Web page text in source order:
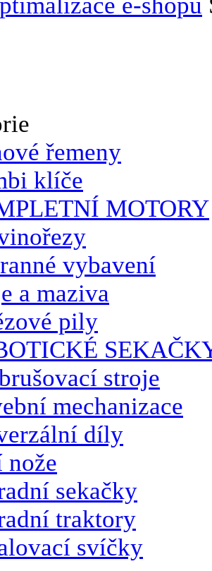
e-shopu
řemeny
klíče
MOTORY
vybavení
a maziva
pily
stroje
mechanizace
díly
nože
sekačky
traktory
svíčky